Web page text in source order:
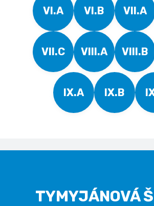
VI.A VI.B VII.A
VII.C VIII.A VIII.B
IX.A IX.B
TYMYJÁNOVÁ